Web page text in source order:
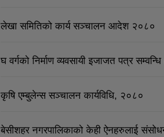
लेखा समितिको कार्य सञ्चालन आदेश २०८०
घ वर्गको निर्माण व्यवसायी इजाजत पत्र
कृषि एम्बुलेन्स सञ्चालन कार्यविधि, २०८०
बेसीशहर नगरपालिकाको केही ऐनहरुलाई